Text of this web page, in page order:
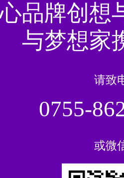
品牌创想
与梦想家
请致
0755-
或微